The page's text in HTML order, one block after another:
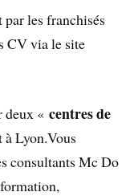
les franchisés
CV via le site
deux «centres de
à Lyon.Vous
consultants Mc Do